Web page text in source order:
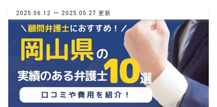
2025.06.12 ー 2025.05.27 更新